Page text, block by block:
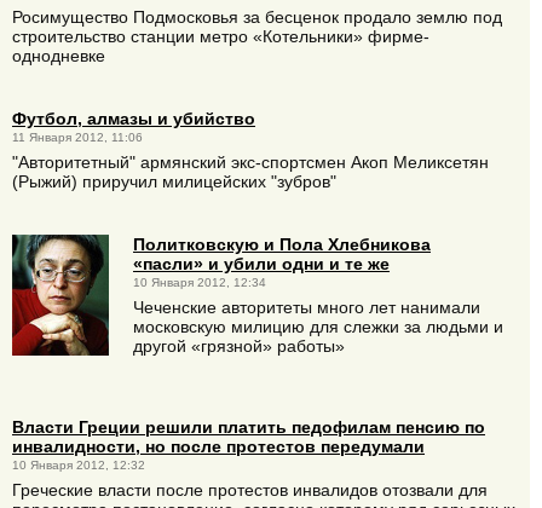
Росимущество Подмосковья за бесценок продало землю под
строительство станции метро «Котельники» фирме-
однодневке
Футбол, алмазы и убийство
11 Января 2012, 11:06
"Авторитетный" армянский экс-спортсмен Акоп Меликсетян
(Рыжий) приручил милицейских "зубров"
Политковскую и Пола Хлебникова
«пасли» и убили одни и те же
10 Января 2012, 12:34
Чеченские авторитеты много лет нанимали
московскую милицию для слежки за людьми и
другой «грязной» работы»
Власти Греции решили платить педофилам пенсию по
инвалидности, но после протестов передумали
10 Января 2012, 12:32
Греческие власти после протестов инвалидов отозвали для